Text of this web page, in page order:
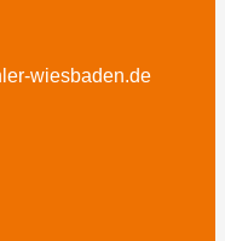
wiesbaden.de